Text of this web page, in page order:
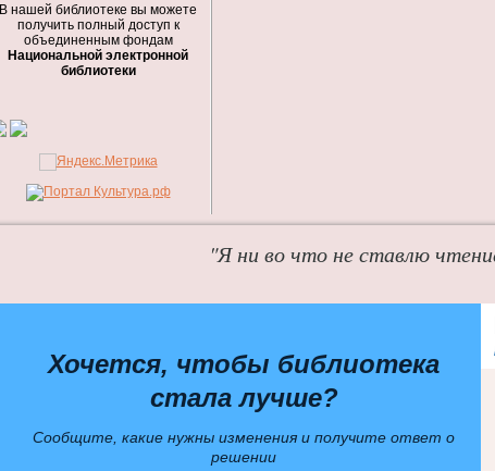
В нашей библиотеке вы можете
получить полный доступ к
объединенным фондам
Национальной электронной
библиотеки
"Я ни во что не ставлю
Хочется, чтобы библиотека
стала лучше?
Сообщите, какие нужны изменения и получите ответ о
решении